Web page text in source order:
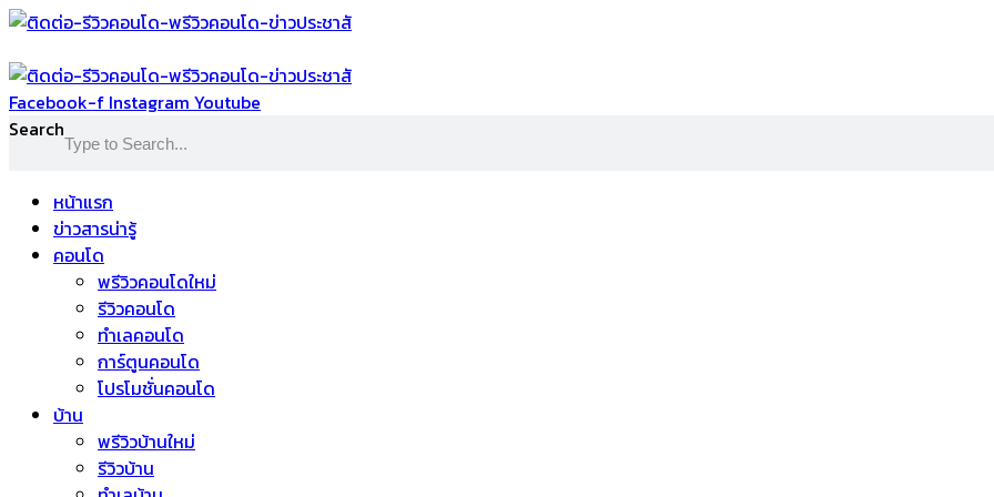
Skip
content
Facebook-f Instagram Youtube
Search
หน้าแรก
ข่าวสารน่ารู้
คอนโด
พรีวิวคอนโดใหม่
รีวิวคอนโด
ทำเลคอนโด
การ์ตูนคอนโด
โปรโมชั่นคอนโด
บ้าน
พรีวิวบ้านใหม่
รีวิวบ้าน